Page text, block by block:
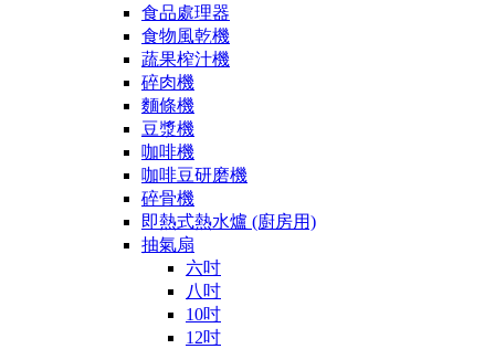
食品處理器
食物風乾機
蔬果榨汁機
碎肉機
麵條機
豆漿機
咖啡機
咖啡豆研磨機
碎骨機
即熱式熱水爐 (廚房用)
抽氣扇
六吋
八吋
10吋
12吋